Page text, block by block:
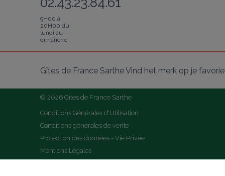
9H00 à
20H00 du
lundi au
dimanche
Gîtes de France Sarthe Vind het merk op je
© 2026 Gîtes de France Sarthe
Conditions Générales d'Utilisation
Conditions générales de vente
Protection des données - Vie Privée
Mentions Légales